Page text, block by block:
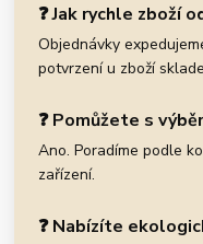
❓ Jak rychle zboží
Objednávky
potvrzení u zboží
❓ Pomůžete s
Ano. Poradíme podle
zařízení.
❓ Nabízíte